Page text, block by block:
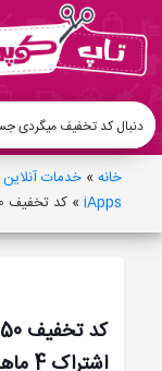
خانه» خدمات آنلاین
iApps
» کد تخفیف 50 هزار تومانی آی اپس برای اشتراک 4 ماهه